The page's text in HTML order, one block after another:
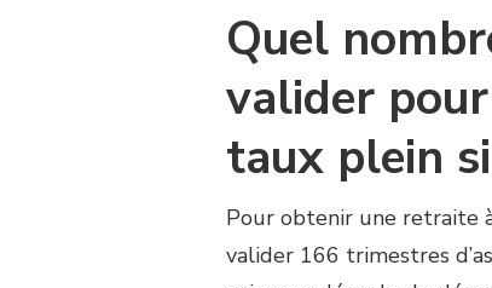
Quel
valider
taux plein
Pour obtenir une retraite
valider 166 trimestres